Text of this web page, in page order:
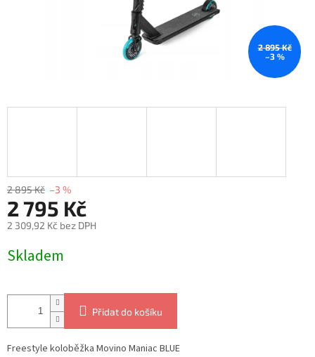
2 895 Kč
–3 %
2 895 Kč –3 %
2 795 Kč
2 309,92 Kč bez DPH
cena:
Skladem
Přidat do košíku
Freestyle koloběžka Movino Maniac BLUE